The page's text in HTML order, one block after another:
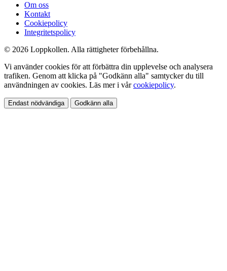
Om oss
Kontakt
Cookiepolicy
Integritetspolicy
© 2026 Loppkollen. Alla rättigheter förbehållna.
Vi använder cookies för att förbättra din upplevelse och analysera
trafiken. Genom att klicka på "Godkänn alla" samtycker du till
användningen av cookies. Läs mer i vårcookiepolicy.
Endast nödvändiga Godkänn alla